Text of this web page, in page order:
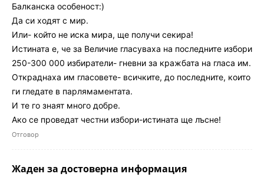
Балканска особеност:)
Да си ходят с мир.
Или- който не иска мира, ще получи секира!
Истината е, че за Величие гласуваха на последните избори
250-300 000 избиратели- гневни за кражбата на гласа им.
Откраднаха им гласовете- всичките, до последните, които
ги гледате в парлямаментата.
И те го знаят много добре.
Ако се проведат честни избори-истината ще лъсне!
Отговор
Жаден за достоверна информация